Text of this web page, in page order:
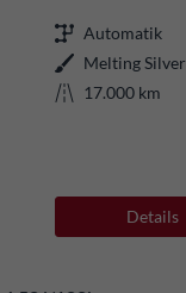
Automatik
Melting Silver
17.000 km
Details